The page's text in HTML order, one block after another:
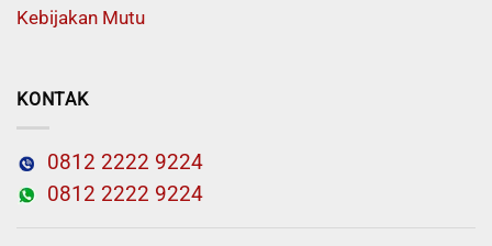
Kebijakan Mutu
KONTAK
0812 2222 9224
0812 2222 9224